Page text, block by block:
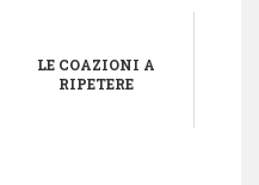
LE COAZIONI A
RIPETERE